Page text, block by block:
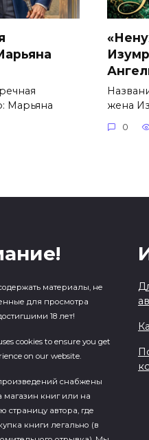
Марьяна
жена
0
материалы, не
для просмотра
18 лет!
cookies to ensure you get
on our website.
cнабжены
магазин книг или на
страницу автора, где
книги легально (в